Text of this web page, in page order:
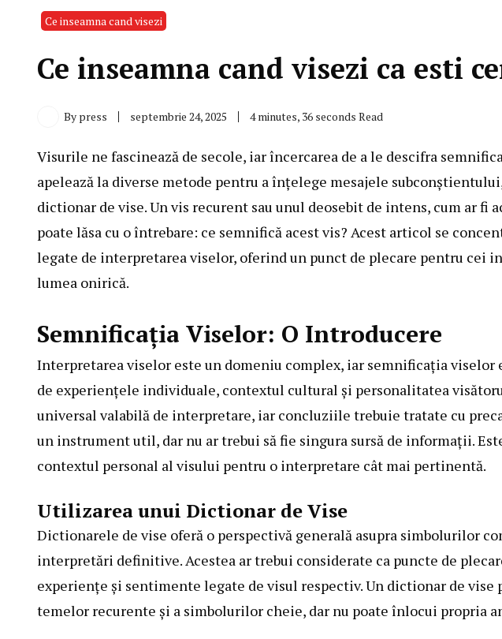
Ce inseamna cand visezi
Ce inseamna cand visezi ca esti
By press septembrie 24, 2025 4 minutes, 36 seconds Read
Visurile ne fascinează de secole, iar încercarea de a le descifra
apelează la diverse metode pentru a înțelege mesajele
dictionar de vise. Un vis recurent sau unul deosebit de intens, cum ar fi
poate lăsa cu o întrebare: ce semnifică acest vis? Acest articol se
legate de interpretarea viselor, oferind un punct de plecare pentru cei
lumea onirică.
Semnificația Viselor: O Introducere
Interpretarea viselor este un domeniu complex, iar semnificația viselor
de experiențele individuale, contextul cultural și personalitatea
universal valabilă de interpretare, iar concluziile trebuie tratate cu
un instrument util, dar nu ar trebui să fie singura sursă de informații.
contextul personal al visului pentru o interpretare cât mai pertinentă.
Utilizarea unui Dictionar de Vise
Dictionarele de vise oferă o perspectivă generală asupra simbolurilor
interpretări definitive. Acestea ar trebui considerate ca puncte de
experiențe și sentimente legate de visul respectiv. Un dictionar de
temelor recurente și a simbolurilor cheie, dar nu poate înlocui propria